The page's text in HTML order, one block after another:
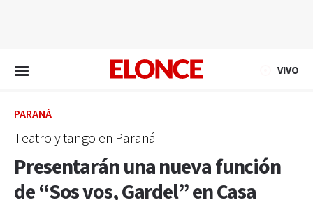
VIVO
PARANÁ
Teatro y tango en Paraná
Presentarán una nueva función
de “Sos vos, Gardel” en Casa